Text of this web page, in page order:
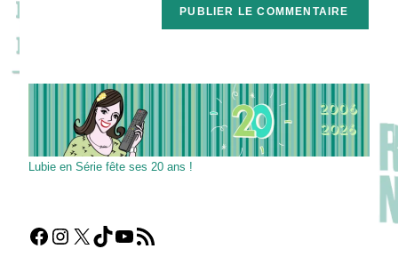
Lubie en Série fête ses 20 ans !
Facebook
Instagram
X TikTokYouTube
Flux RSS